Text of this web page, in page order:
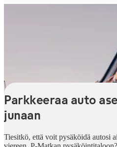
Parkkeeraa auto
junaan
Tiesitkö, että voit pysäköidä autosi